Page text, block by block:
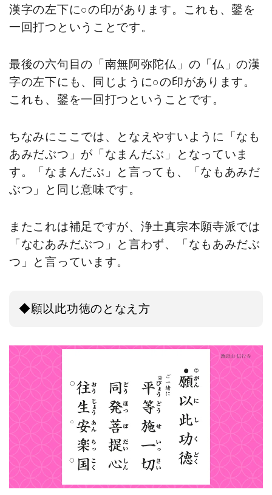
漢字の左下に○の印があります。これも、鏧を
一回打つということです。
最後の六句目の「南無阿弥陀仏」の「仏」の漢
字の左下にも、同じように○の印があります。
これも、鏧を一回打つということです。
ちなみにここでは、となえやすいように「なも
あみだぶつ」が「なまんだぶ」となっていま
す。「なまんだぶ」と言っても、「なもあみだ
ぶつ」と同じ意味です。
またこれは補足ですが、浄土真宗本願寺派では
「なむあみだぶつ」と言わず、「なもあみだぶ
つ」と言っています。
◆願以此功徳のとなえ方